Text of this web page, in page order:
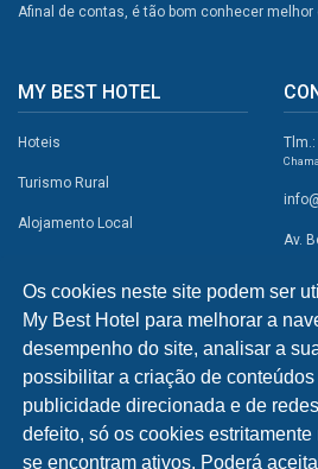
Os cookies neste site podem ser
My Best Hotel para melhorar a
desempenho do site, analisar a
possibilitar a criação de conteúdos
publicidade direcionada e de
defeito, só os cookies
se encontram ativos. Poderá
Afinal de contas, é tão bom conhecer melhor
MY BEST HOTEL
Hoteis
Turismo Rural
Alojamento Local
Campismo
Atividades
Restaurantes
A Visitar
Av.